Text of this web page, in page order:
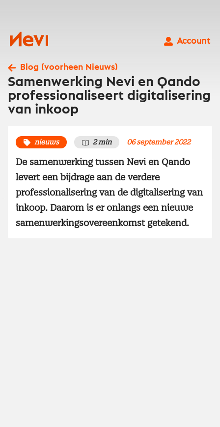
Nevi
Account
Blog (voorheen Nieuws)
Samenwerking Nevi en Qando
professionaliseert digitalisering
van inkoop
nieuws 2 min 06 september 2022
De samenwerking tussen Nevi en Qando
levert een bijdrage aan de verdere
professionalisering van de digitalisering van
inkoop. Daarom is er onlangs een nieuwe
samenwerkingsovereenkomst getekend.